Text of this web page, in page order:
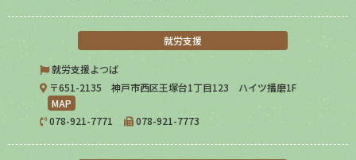
就労支援
就労支援よつば
〒651-2135 神戸市西区王塚台1丁目123 ハイツ播磨1F
MAP
078-921-7771
078-921-7773